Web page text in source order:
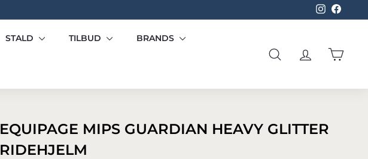
Instagram
STALD TILBUD
BRANDS
SØG
KONTOKURV
EQUIPAGE MIPS GUARDIAN HEAVY GLITTER
RIDEHJELM